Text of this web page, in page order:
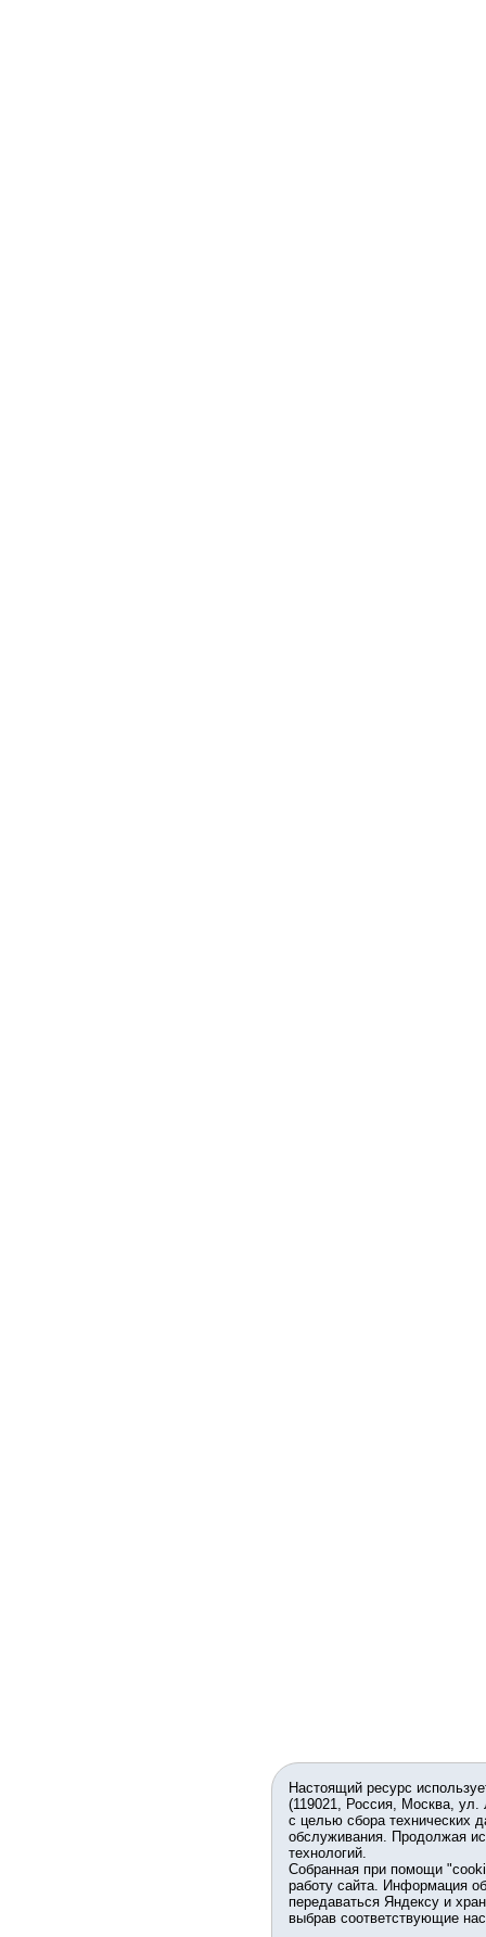
Настоящий ресурс
(119021, Россия, Москва,
с целью сбора технических
обслуживания. Продолжая
технологий.
Собранная при помощи
работу сайта. Информация
передаваться Яндексу и
выбрав соответствующие